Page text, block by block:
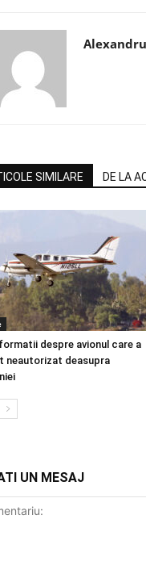
Alexandru
SIMILARE DE LA
despre avionul care a
neautorizat deasupra
UN MESAJ